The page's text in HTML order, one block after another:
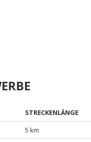
STRECKENLÄNGE
5 km